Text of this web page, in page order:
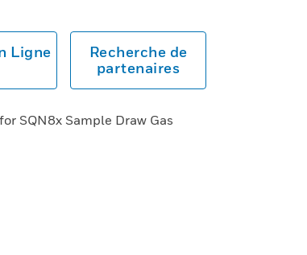
Ligne
Recherche de
partenaires
SQN8x Sample Draw Gas